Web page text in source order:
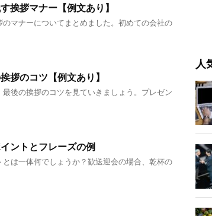
挨拶マナー【例文あり】
マナーについてまとめました。初めての会社の
拶のコツ【例文あり】
後の挨拶のコツを見ていきましょう。プレゼン
ントとフレーズの例
は一体何でしょうか？歓送迎会の場合、乾杯の
人